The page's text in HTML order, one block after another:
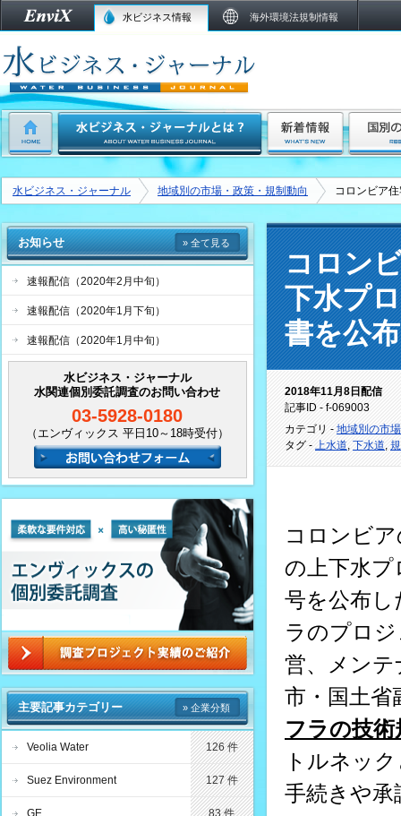
水ビジネス情報 海外環境法規制情報
水ビジネス・ジャーナル 地域別の市場・政策・規制動向 コロンビア
コロン
下水プ
書を公布
2018年11月8日配信
記事ID - f-069003
カテゴリ - 地域別の市
タグ - 上水道, 下水道,
コロンビ
の上下水
号を公布し
ラのプロ
営、メンテ
市・国土省
フラの技
トルネッ
手続きや
お知らせ » 全て見る
速報配信（2020年2月中旬）
速報配信（2020年1月下旬）
速報配信（2020年1月中旬）
水ビジネス・ジャーナル
水関連個別委託調査のお問い合わせ
03-5928-0180
（エンヴィックス 平日10～18時受付）
主要記事カテゴリー » 企業分類
Veolia Water 126 件
Suez Environment 127 件
GE 83 件